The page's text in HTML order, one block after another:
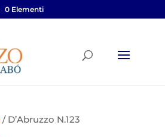
0 Elementi
/ D’Abruzzo N.123